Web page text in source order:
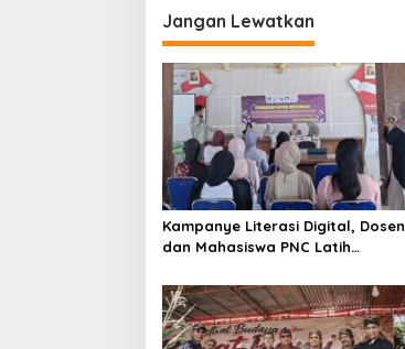
Jangan Lewatkan
Kampanye Literasi Digital, Dosen
dan Mahasiswa PNC Latih
Majenang Produksi Konten
Medsos